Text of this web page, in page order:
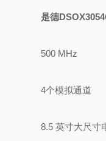
是德
500 MHz
4个模拟通道
8.5 英寸大尺寸